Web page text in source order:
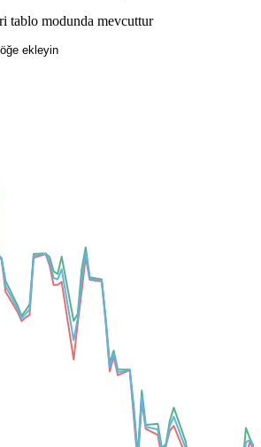
tablo modunda mevcuttur
ekleyin